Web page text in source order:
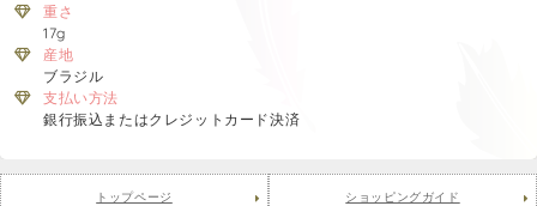
重さ
17g
産地
ブラジル
支払い方法
銀行振込またはクレジットカード決済
トップページ ショッピングガイド